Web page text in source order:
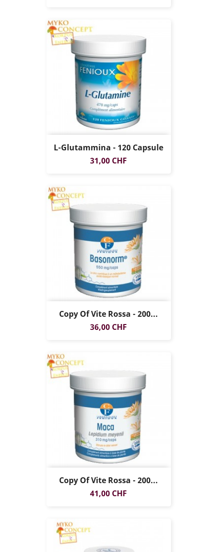
L-Glutammina - 120 Capsule
Prezzo
31,00 CHF
Copy Of Vite Rossa - 200...
Prezzo
36,00 CHF
Copy Of Vite Rossa - 200...
Prezzo
41,00 CHF